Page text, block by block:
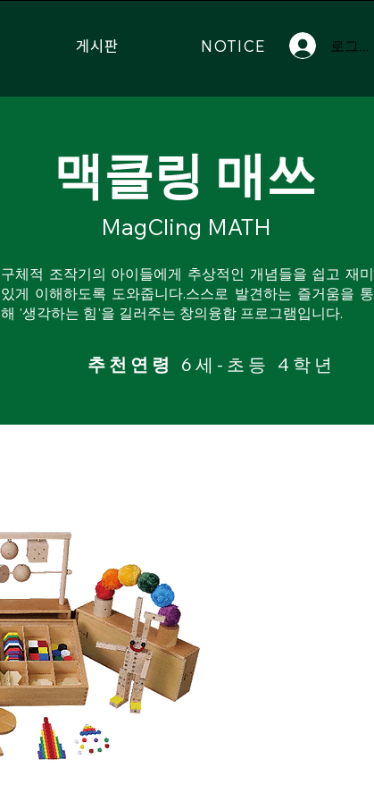
로그인
게시판 NOTICE
맥클링 매쓰
MagCling MATH
구체적 조작기의 아이들에게 추상적인 개념들을 쉽고 재미
있게 이해하도록 도와줍니다.스스로 발견하는 즐거움을 통
해 '생각하는 힘'을 길러주는 창의융합 프로그램입니다.
추천연령 6세-초등 4학년